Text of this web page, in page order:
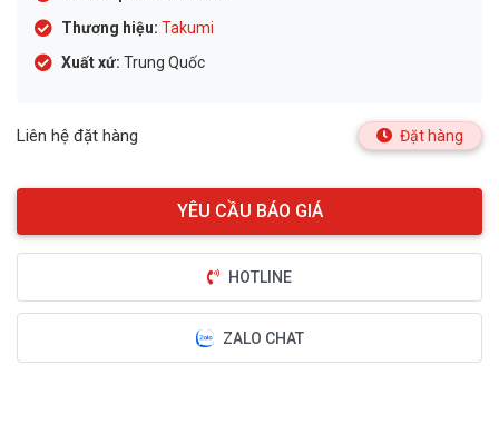
Thương hiệu: Takumi
Xuất xứ: Trung Quốc
Liên hệ đặt hàng Đặt hàng
HOTLINE
ZALO CHAT